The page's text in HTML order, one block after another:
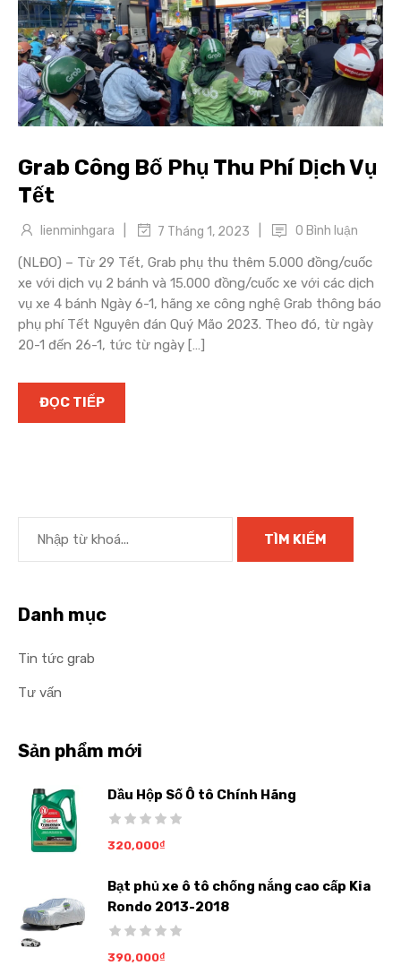
Grab Công Bố Phụ Thu Phí Dịch Vụ
Tết
lienminhgara 7 Tháng 1, 2023 0 Bình luận
(NLĐO) – Từ 29 Tết, Grab phụ thu thêm 5.000 đồng/cuốc
xe với dịch vụ 2 bánh và 15.000 đồng/cuốc xe với các dịch
vụ xe 4 bánh Ngày 6-1, hãng xe công nghệ Grab thông báo
phụ phí Tết Nguyên đán Quý Mão 2023. Theo đó, từ ngày
20-1 đến 26-1, tức từ ngày […]
ĐỌC TIẾP
Danh mục
Tin tức grab
Tư vấn
Sản phẩm mới
Dầu Hộp Số Ô tô Chính Hãng
320,000₫
Bạt phủ xe ô tô chống nắng cao cấp Kia
Rondo 2013-2018
390,000₫